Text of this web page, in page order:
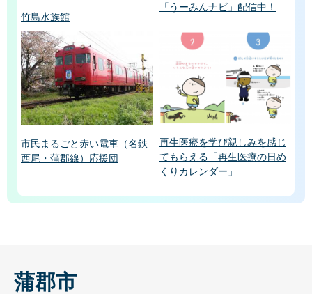
竹島水族館
「うーみんナビ」配信中！
市民まるごと赤い電車（名鉄
西尾・蒲郡線）応援団
再生医療を学び親しみを感じ
てもらえる「再生医療の日め
くりカレンダー」
蒲郡市